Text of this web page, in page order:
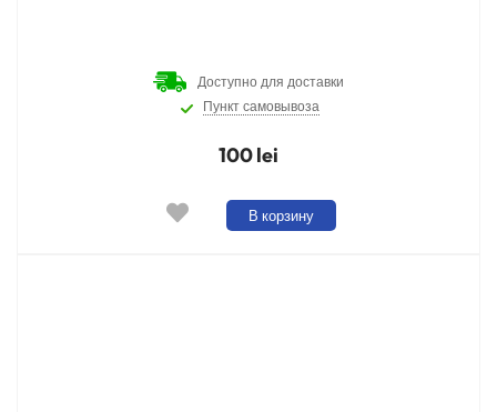
Доступно для доставки
Пункт самовывоза
100 lei
В корзину